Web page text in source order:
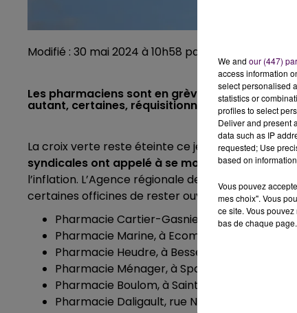
Modifié : 30 mai 2024 à 10h58 par Clément Rohée
Les pharmaciens sont en grève ce jeudi 30
autant, certaines, réquisitionnées par les
La croix verte reste éteinte ce jeudi 30 mai pour
syndicales ont appelé à se mobiliserpour
l’inflation. L’Agence régionale de santé des
certaines officines de rester ouverte. Voici la liste :
Pharmacie Cartier-Gasnier, à Brûlon
Pharmacie Marine, à Ecommoy
Pharmacie Heudre, à Bessé-sur-Braye
Pharmacie Ménager, à Spay
Pharmacie Boulom, à Saint-Cosme-en-Vairais
Pharmacie Daligault, rue Nationale, au Mans
We and our (447)
access information
select personalised
statistics or
profiles to select
Deliver and present
data such as IP
requested; Use
based on
Vous pouvez
mes choix". Vous
ce site. Vous
bas de chaque page.